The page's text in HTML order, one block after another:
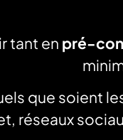
tant en pré-
que soient
réseaux